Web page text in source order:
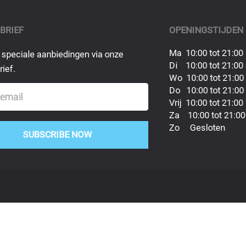
aanbiedingen via onze
SUBSCRIBE NOW
OPENINGSTIJDEN
Ma 10:00 tot 21:00
Di 10:00 tot 21:00
Wo 10:00 tot 21:00
Do 10:00 tot 21:00
Vrij 10:00 tot 21:00
Za 10:00 tot 21:00
Zo Gesloten